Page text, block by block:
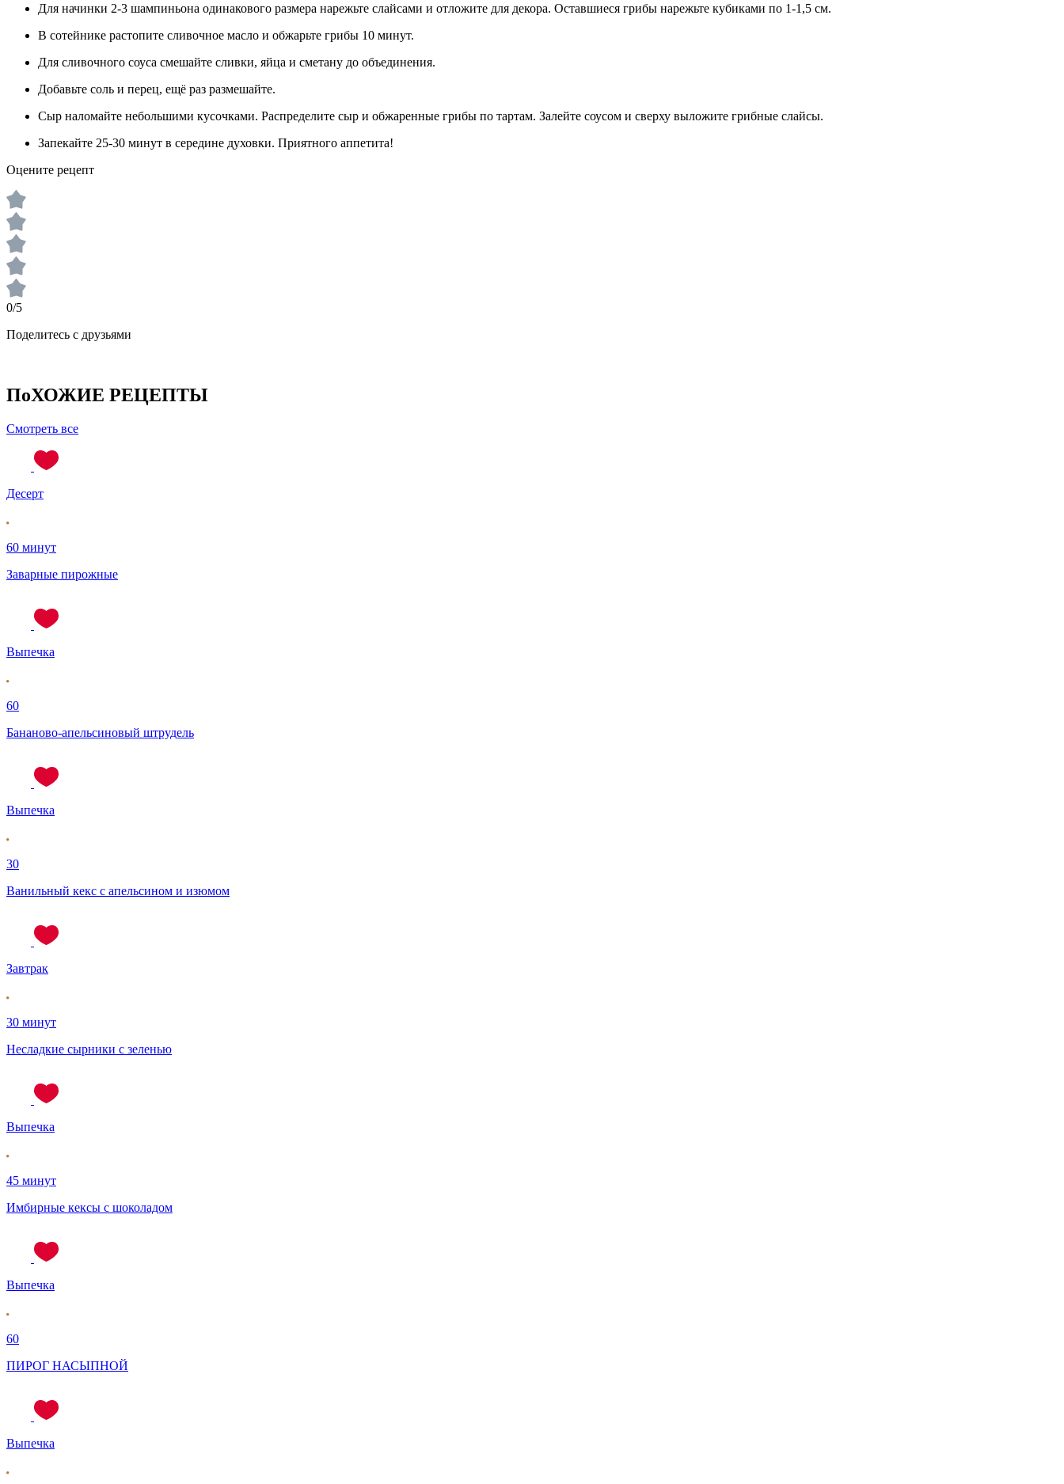
Для начинки 2-3 шампиньона одинакового размера нарежьте слайсами и отложите для декора. Оставшиеся грибы нарежьте кубиками по 1-1,5 см.
В сотейнике растопите сливочное масло и обжарьте грибы 10 минут.
Для сливочного соуса смешайте сливки, яйца и сметану до объединения.
Добавьте соль и перец, ещё раз размешайте.
Сыр наломайте небольшими кусочками. Распределите сыр и обжаренные грибы по тартам. Залейте соусом и сверху выложите грибные слайсы.
Запекайте 25-30 минут в середине духовки. Приятного аппетита!
Оцените рецепт
0/5
Поделитесь с друзьями
ПоХОЖИЕ РЕЦЕПТЫ
Смотреть все
Десерт
60 минут
Заварные пирожные
Выпечка
60
Бананово-апельсиновый штрудель
Выпечка
30
Ванильный кекс с апельсином и изюмом
Завтрак
30 минут
Несладкие сырники с зеленью
Выпечка
45 минут
Имбирные кексы с шоколадом
Выпечка
60
ПИРОГ НАСЫПНОЙ
Выпечка